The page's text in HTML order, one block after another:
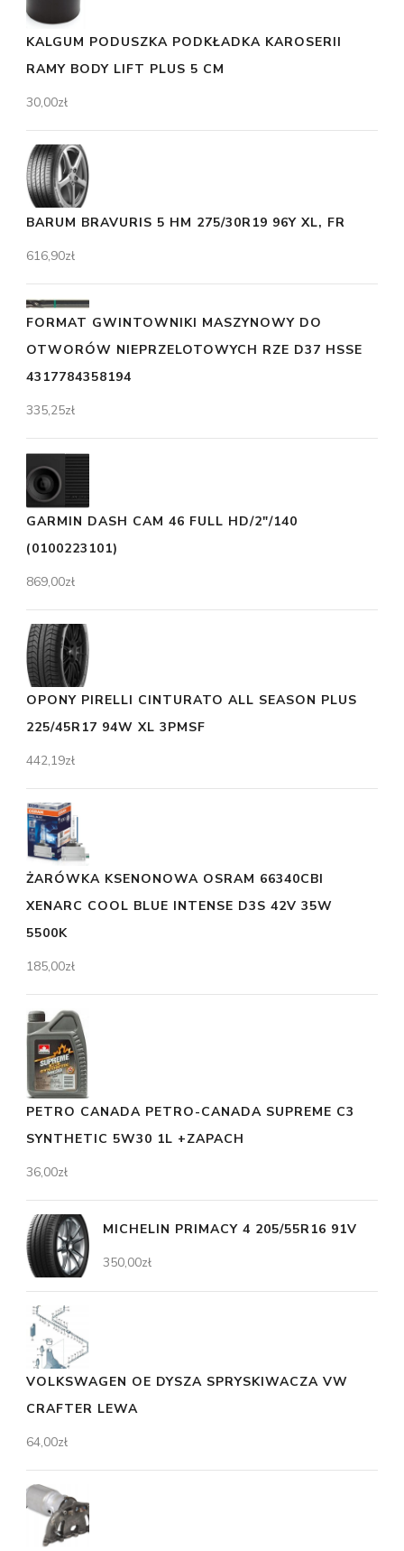
KALGUM PODUSZKA PODKŁADKA KAROSERII
RAMY BODY LIFT PLUS 5 CM
30,00zł
BARUM BRAVURIS 5 HM 275/30R19 96Y XL, FR
616,90zł
FORMAT GWINTOWNIKI MASZYNOWY DO
OTWORÓW NIEPRZELOTOWYCH RZE D37 HSSE
4317784358194
335,25zł
GARMIN DASH CAM 46 FULL HD/2"/140
(0100223101)
869,00zł
OPONY PIRELLI CINTURATO ALL SEASON PLUS
225/45R17 94W XL 3PMSF
442,19zł
ŻARÓWKA KSENONOWA OSRAM 66340CBI
XENARC COOL BLUE INTENSE D3S 42V 35W
5500K
185,00zł
PETRO CANADA PETRO-CANADA SUPREME C3
SYNTHETIC 5W30 1L +ZAPACH
36,00zł
MICHELIN PRIMACY 4 205/55R16 91V
350,00zł
VOLKSWAGEN OE DYSZA SPRYSKIWACZA VW
CRAFTER LEWA
64,00zł